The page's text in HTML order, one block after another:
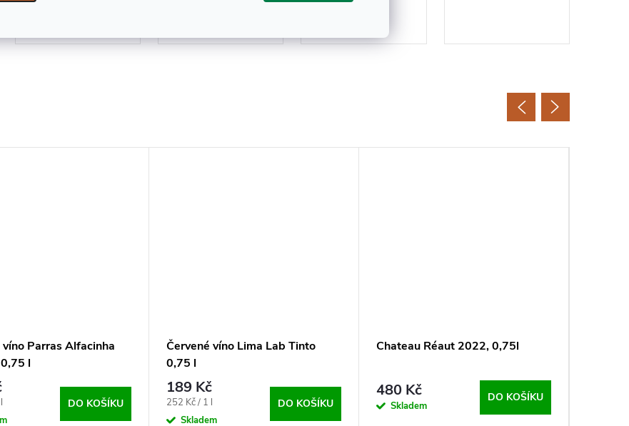
víno Parras Alfacinha
l
DO KOŠÍKU
Červené víno Lima Lab Tinto
0,75 l
189 Kč
Měrná
cena:
252 Kč / 1 l
Skladem
DO KOŠÍKU
Chateau Réaut 2022, 0,75l
480 Kč
Skladem
DO KOŠÍKU